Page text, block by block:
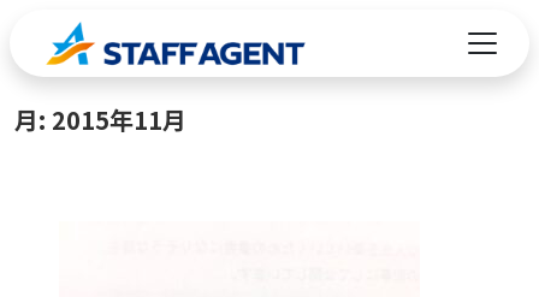
コンテンツへスキップ
月: 2015年11月